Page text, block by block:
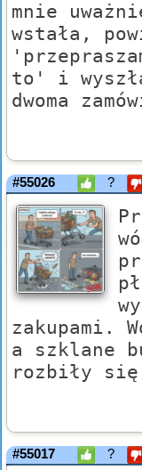
mnie
wstała,
to' i
dwoma
#55026 ?
zakupami.
a szklane
rozbiły się
#55017 ?